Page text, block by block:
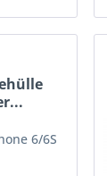
6/6S